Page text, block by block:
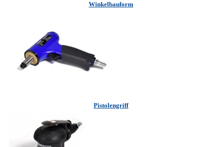
Winkelbauform
Pistolengriff